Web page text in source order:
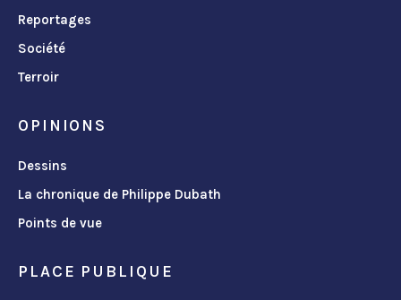
Reportages
Société
Terroir
OPINIONS
Dessins
La chronique de Philippe Dubath
Points de vue
PLACE PUBLIQUE